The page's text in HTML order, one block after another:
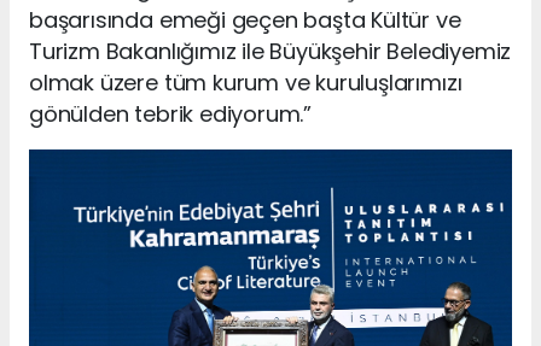
başarısında emeği geçen başta Kültür ve
Turizm Bakanlığımız ile Büyükşehir Belediyemiz
olmak üzere tüm kurum ve kuruluşlarımızı
gönülden tebrik ediyorum.”